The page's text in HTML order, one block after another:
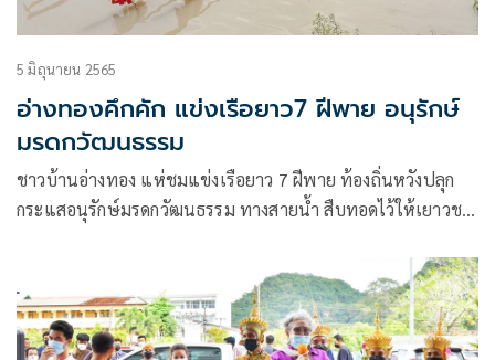
5 มิถุนายน 2565
อ่างทองคึกคัก แข่งเรือยาว7 ฝีพาย อนุรักษ์
มรดกวัฒนธรรม
ชาวบ้านอ่างทอง แห่ชมแข่งเรือยาว 7 ฝีพาย ท้องถิ่นหวังปลุก
กระแสอนุรักษ์มรดกวัฒนธรรม ทางสายน้ำ สืบทอดไว้ให้เยาวชน